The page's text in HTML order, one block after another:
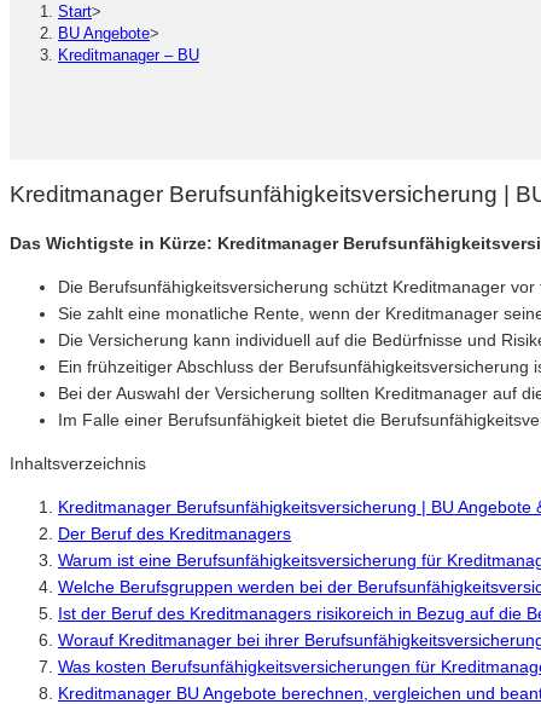
Start>
BU Angebote>
Kreditmanager – BU
Kreditmanager Berufsunfähigkeitsversicherung |
Das Wichtigste in Kürze: Kreditmanager
Die Berufsunfähigkeitsversicherung schützt Kreditmanager
Sie zahlt eine monatliche Rente, wenn der Kreditmanager
Die Versicherung kann individuell auf die Bedürfnisse und
Ein frühzeitiger Abschluss der
Bei der Auswahl der Versicherung sollten Kreditmanager auf
Im Falle einer Berufsunfähigkeit bietet die
Inhaltsverzeichnis
Kreditmanager Berufsunfähigkeitsversicherung | BU Angebote
Der Beruf des Kreditmanagers
Warum ist eine Berufsunfähigkeitsversicherung für
Welche Berufsgruppen werden bei der
Ist der Beruf des Kreditmanagers risikoreich in Bezug auf die
Worauf Kreditmanager bei ihrer
Was kosten Berufsunfähigkeitsversicherungen für
Kreditmanager BU Angebote berechnen, vergleichen und